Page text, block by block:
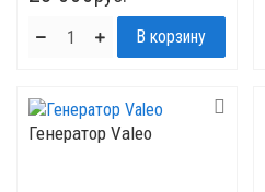
Генератор Valeo